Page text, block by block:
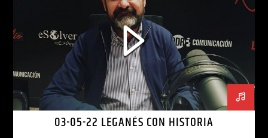
03-05-22 LEGANÉS CON HISTORIA